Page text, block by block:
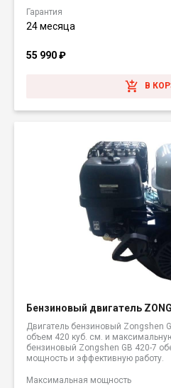
Гарантия
24 месяца
55 990₽
В
Бензиновый двигатель
Двигатель бензиновый Zongshen
объем 420 куб. см. и
бензиновый Zongshen GB 420-7
мощность и эффективную работу.
Максимальная мощность